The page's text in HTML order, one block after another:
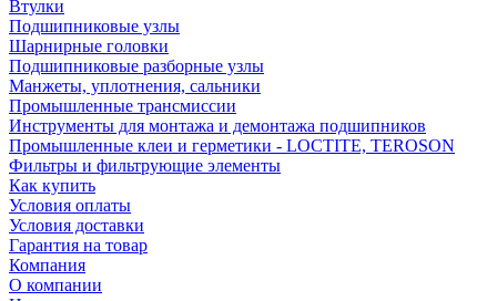
Втулки
Подшипниковые узлы
Шарнирные головки
Подшипниковые разборные узлы
Манжеты, уплотнения, сальники
Промышленные трансмиссии
Инструменты для монтажа и демонтажа подшипников
Промышленные клеи и герметики - LOCTITE, TEROSON
Фильтры и фильтрующие элементы
Как купить
Условия оплаты
Условия доставки
Гарантия на товар
Компания
О компании